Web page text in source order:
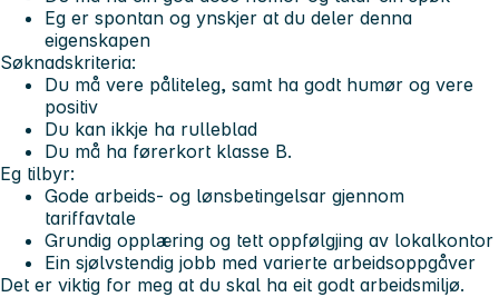
Eg er spontan og ynskjer at du deler denna
eigenskapen
Søknadskriteria:
Du må vere påliteleg, samt ha godt humør og vere
positiv
Du kan ikkje ha rulleblad
Du må ha førerkort klasse B.
Eg tilbyr:
Gode arbeids- og lønsbetingelsar gjennom
tariffavtale
Grundig opplæring og tett oppfølgjing av lokalkontor
Ein sjølvstendig jobb med varierte arbeidsoppgåver
Det er viktig for meg at du skal ha eit godt arbeidsmiljø.